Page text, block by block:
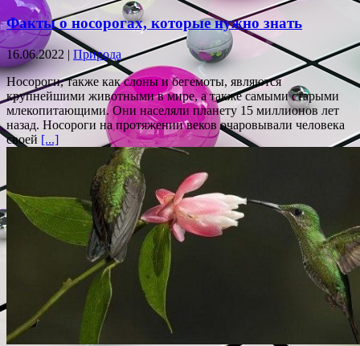
Факты о носорогах, которые нужно знать
16.06.2022 | Природа
Носороги, также как слоны и бегемоты, являются
крупнейшими животными в мире, а также самыми старыми
млекопитающими. Они населяли планету 15 миллионов лет
назад. Носороги на протяжении веков очаровывали человека
своей [...]